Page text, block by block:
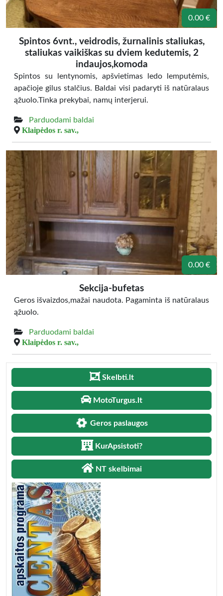
0.00 €
Spintos 6vnt., veidrodis, žurnalinis staliukas,
staliukas vaikiškas su dviem kedutemis, 2
indaujos,komoda
Spintos su lentynomis, apšvietimas ledo lemputėmis,
apačioje gilus stalčius. Baldai visi padaryti iš natūralaus
ąžuolo.Tinka prekybai, namų interjerui.
Parduodami baldai
Klaipėdos r. sav.,
0.00 €
Sekcija-bufetas
Geros išvaizdos,mažai naudota. Pagaminta iš natūralaus
ąžuolo.
Parduodami baldai
Klaipėdos r. sav.,
Skelbti.lt
MotoTurgus.lt
Geros paslaugos
KurApsistoti?
NT skelbimai